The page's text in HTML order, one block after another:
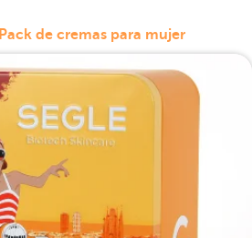
Pack de cremas para mujer